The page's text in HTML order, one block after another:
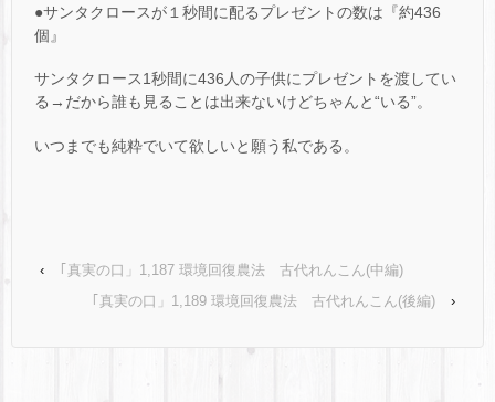
●サンタクロースが１秒間に配るプレゼントの数は『約436
個』
サンタクロース1秒間に436人の子供にプレゼントを渡してい
る→だから誰も見ることは出来ないけどちゃんと“いる”。
いつまでも純粋でいて欲しいと願う私である。
‹
｢真実の口」1,187 環境回復農法 古代れんこん(中編)
｢真実の口」1,189 環境回復農法 古代れんこん(後編)
›